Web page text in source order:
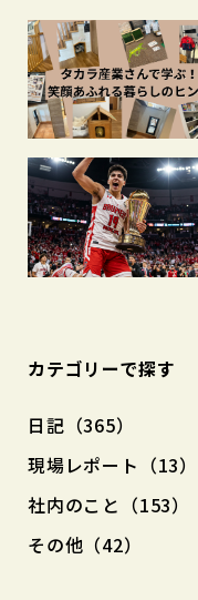
カテゴリーで探す
日記（365）
現場レポート（13）
社内のこと（153）
その他（42）